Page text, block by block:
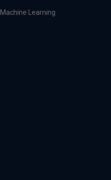
Machine Learning